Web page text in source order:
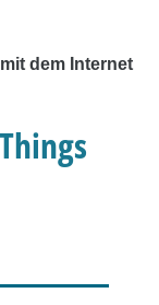
dem Internet